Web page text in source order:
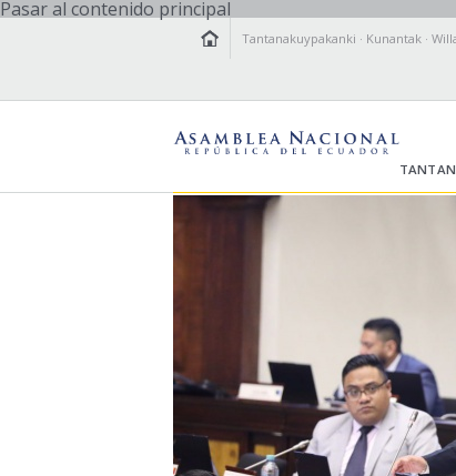
Pasar al contenido principal
Tantanakuypakanki · Kunantak ·